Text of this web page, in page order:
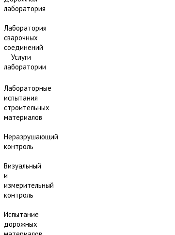
лаборатория
Лаборатория
сварочных
соединений
Услуги
лаборатории
Лабораторные
испытания
строительных
материалов
Неразрушающий
контроль
Визуальный
и
измерительный
контроль
Испытание
дорожных